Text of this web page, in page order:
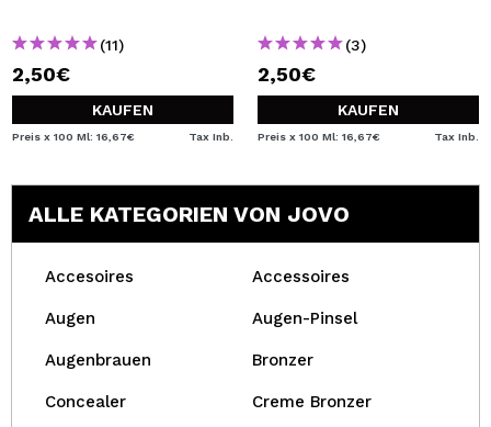
(11)
2,50€
KAUFEN
Preis x 100 Ml: 16,67€ Tax Inb.
(3)
2,50€
KAUFEN
Preis x 100 Ml: 16,67€ Tax Inb.
ALLE KATEGORIEN VON JOVO
Accesoires Accessoires
Augen Augen-Pinsel
Augenbrauen Bronzer
Concealer Creme Bronzer